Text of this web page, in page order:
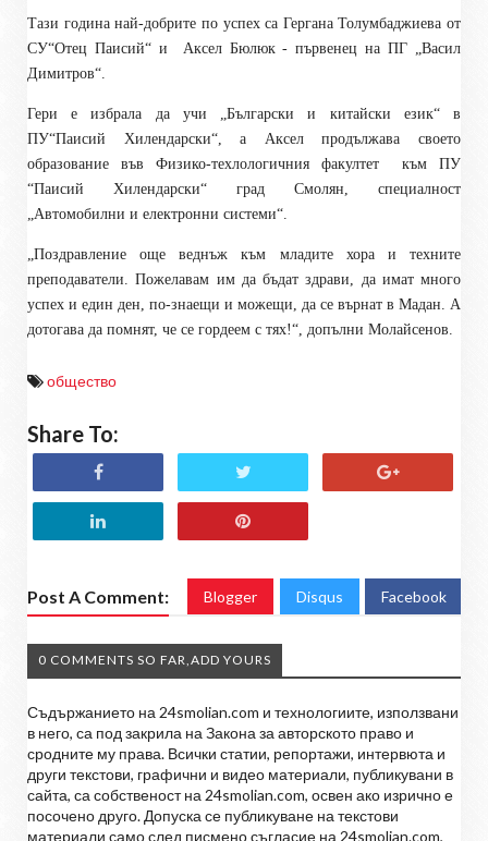
Тази година най-добрите по успех са Гергана Толумбаджиева от
СУ“Отец Паисий“ и
Аксел Бюлюк - първенец на ПГ „Васил
Димитров“.
Гери е избрала да учи „Български и китайски език“ в
ПУ“Паисий Хилендарски“, а Аксел продължава своето
образование във Физико-техлологичния факултет
към ПУ
“Паисий Хилендарски“ град Смолян, специалност
„Автомобилни и електронни системи“.
„Поздравление още веднъж към младите хора и техните
преподаватели. Пожелавам им да бъдат здрави, да имат много
успех и един ден, по-знаещи и можещи, да се върнат в Мадан. А
дотогава да помнят, че се гордеем с тях!“, допълни Молайсенов.
общество
Share To:
Post A Comment: Blogger Disqus Facebook
0 COMMENTS SO FAR,ADD YOURS
Съдържанието на 24smolian.com и технологиите, използвани
в него, са под закрила на Закона за авторското право и
сродните му права. Всички статии, репортажи, интервюта и
други текстови, графични и видео материали, публикувани в
сайта, са собственост на 24smolian.com, освен ако изрично е
посочено друго. Допуска се публикуване на текстови
материали само след писмено съгласие на 24smolian.com,